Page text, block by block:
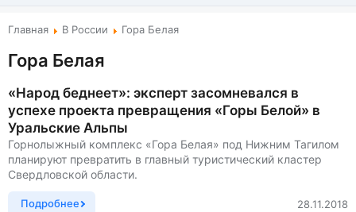
Происшествия
Город
Власть
Жизнь
Экономика
Главная В России Гора Белая
Гора Белая
«Народ беднеет»: эксперт засомневался в
успехе проекта превращения «Горы Белой» в
Уральские Альпы
Горнолыжный комплекс «Гора Белая» под Нижним Тагилом
планируют превратить в главный туристический кластер
Свердловской области.
Подробнее 28.11.2018